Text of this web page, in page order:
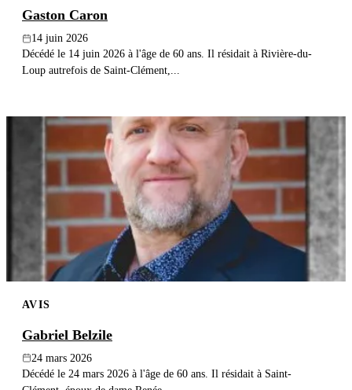
Gaston Caron
14 juin 2026
Décédé le 14 juin 2026 à l'âge de 60 ans. Il résidait à Rivière-du-
Loup autrefois de Saint-Clément,...
AVIS
Gabriel Belzile
24 mars 2026
Décédé le 24 mars 2026 à l'âge de 60 ans. Il résidait à Saint-